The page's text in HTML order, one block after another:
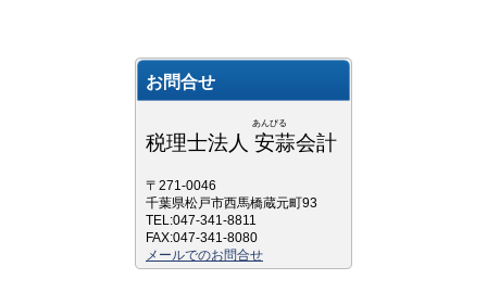
お問合せ
あんびる
税理士法人 安蒜会計
〒271-0046
千葉県松戸市西馬橋蔵元町93
TEL:047-341-8811
FAX:047-341-8080
メールでのお問合せ